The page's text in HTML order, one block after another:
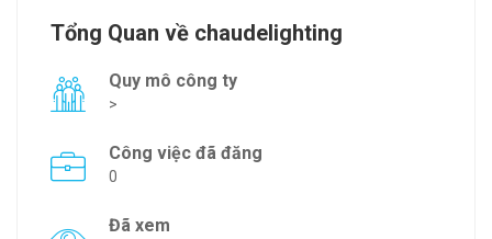
Tổng Quan về chaudelighting
Quy mô công ty
>
Công việc đã đăng
0
Đã xem